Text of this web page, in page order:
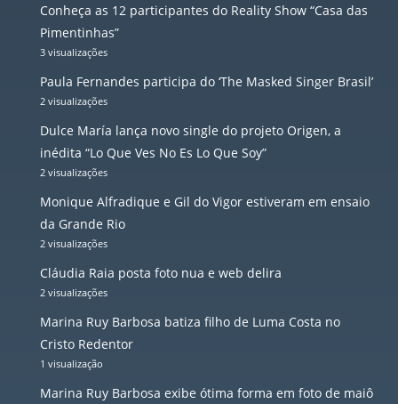
Conheça as 12 participantes do Reality Show “Casa das
Pimentinhas”
3 visualizações
Paula Fernandes participa do ‘The Masked Singer Brasil’
2 visualizações
Dulce María lança novo single do projeto Origen, a
inédita “Lo Que Ves No Es Lo Que Soy”
2 visualizações
Monique Alfradique e Gil do Vigor estiveram em ensaio
da Grande Rio
2 visualizações
Cláudia Raia posta foto nua e web delira
2 visualizações
Marina Ruy Barbosa batiza filho de Luma Costa no
Cristo Redentor
1 visualização
Marina Ruy Barbosa exibe ótima forma em foto de maiô